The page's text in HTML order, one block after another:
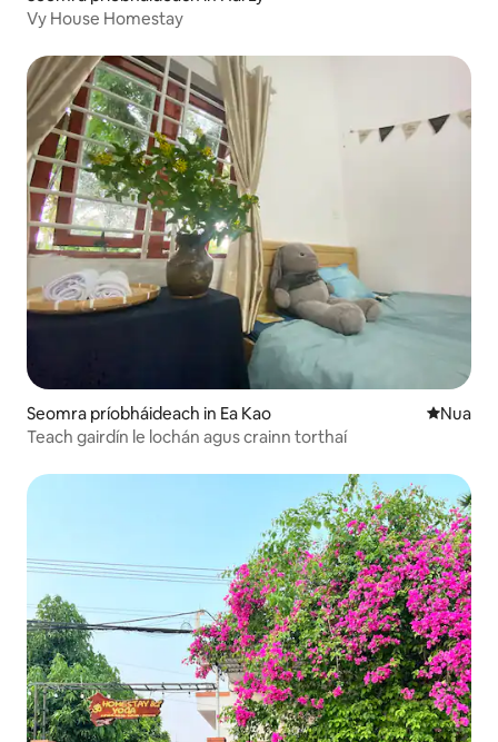
Vy House Homestay
Seomra príobháideach in Ea Kao Áit nua
Nua
Teach gairdín le lochán agus crainn torthaí